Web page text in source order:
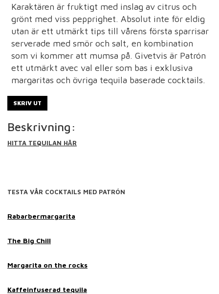
Karaktären är fruktigt med inslag av citrus och
grönt med viss pepprighet. Absolut inte för eldig
utan är ett utmärkt tips till vårens första sparrisar
serverade med smör och salt, en kombination
som vi kommer att mumsa på. Givetvis är Patrón
ett utmärkt avec val eller som bas i exklusiva
margaritas och övriga tequila baserade cocktails.
SKRIV UT
Beskrivning:
HITTA TEQUILAN HÄR
TESTA VÅR COCKTAILS MED PATRÓN
Rabarbermargarita
The Big Chill
Margarita on the rocks
Kaffeinfuserad tequila